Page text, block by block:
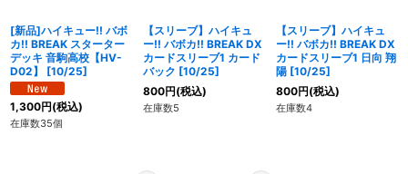
[新品]ハイキュー!! バボ
カ!! BREAK スターター
デッキ 音駒高校【HV-
D02】 [10/25]
1,300円(税込)
在庫数35個
【スリーブ】ハイキュ
ー!! バボカ!! BREAK DX
カードスリーブ1 カード
バック [10/25]
800円(税込)
在庫数5
【スリーブ】ハイキュ
ー!! バボカ!! BREAK DX
カードスリーブ1 日向 翔
陽 [10/25]
800円(税込)
在庫数4